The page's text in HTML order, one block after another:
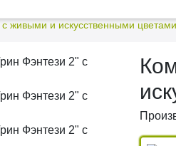
живыми и искусственными цветами